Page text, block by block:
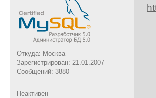
Откуда: Москва
Зарегистрирован: 21.01.2007
Сообщений: 3880
Неактивен